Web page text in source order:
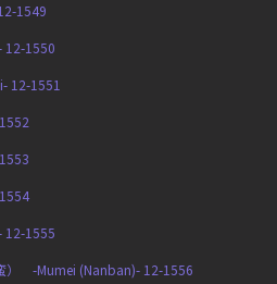
1549
1550
12-1551
1555
） -Mumei (Nanban)- 12-1556